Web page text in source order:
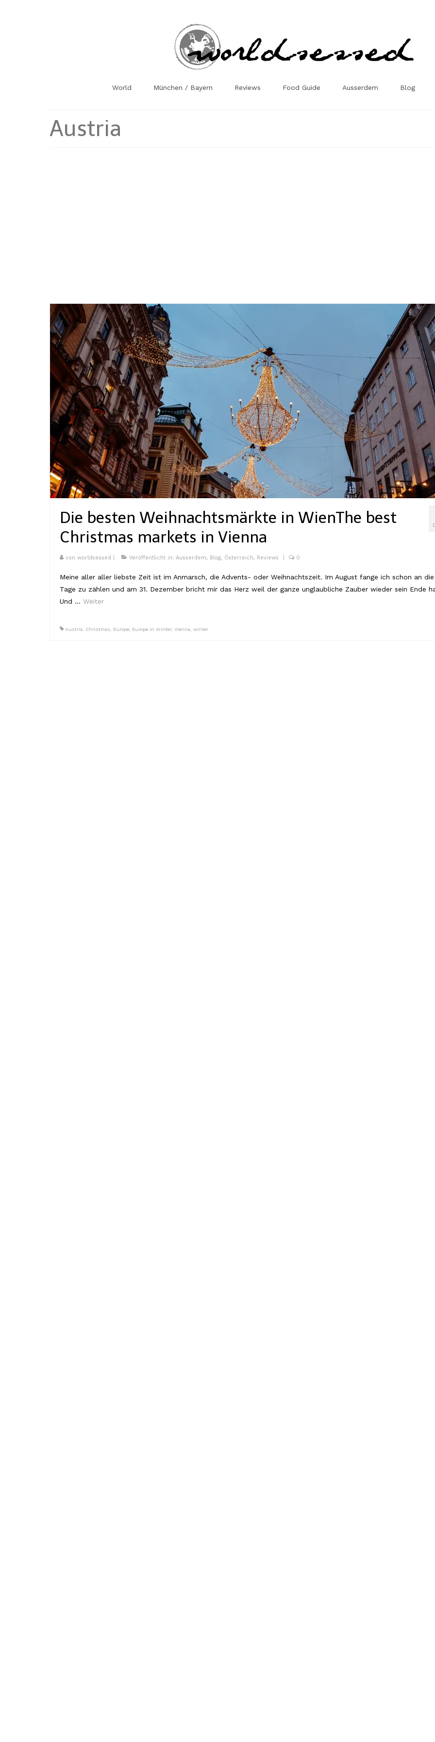
World München / Bayern Reviews Food Guide Ausserdem Blog
Austria
Die besten Weihnachtsmärkte in WienThe best
Christmas markets in Vienna
von worldsessed Veröffentlicht in: Ausserdem, Blog, Österreich, Reviews 0
Meine aller aller liebste Zeit ist im Anmarsch, die Advents- oder Weihnachtszeit. Im August fange ich schon an die
Tage zu zählen und am 31. Dezember bricht mir das Herz weil der ganze unglaubliche Zauber wieder sein Ende
Und … Weiter
Austria Christmas Europe Europe in Winter, Vienna winter